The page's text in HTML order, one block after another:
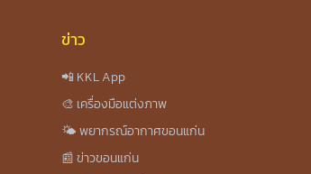
ข่าว
📲 KKL App
🎨 เครื่องมือแต่งภาพ
🌤️ พยากรณ์อากาศขอนแก่น
📰 ข่าวขอนแก่น